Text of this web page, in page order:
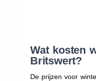
Wat kosten
Britswert?
De prijzen voor